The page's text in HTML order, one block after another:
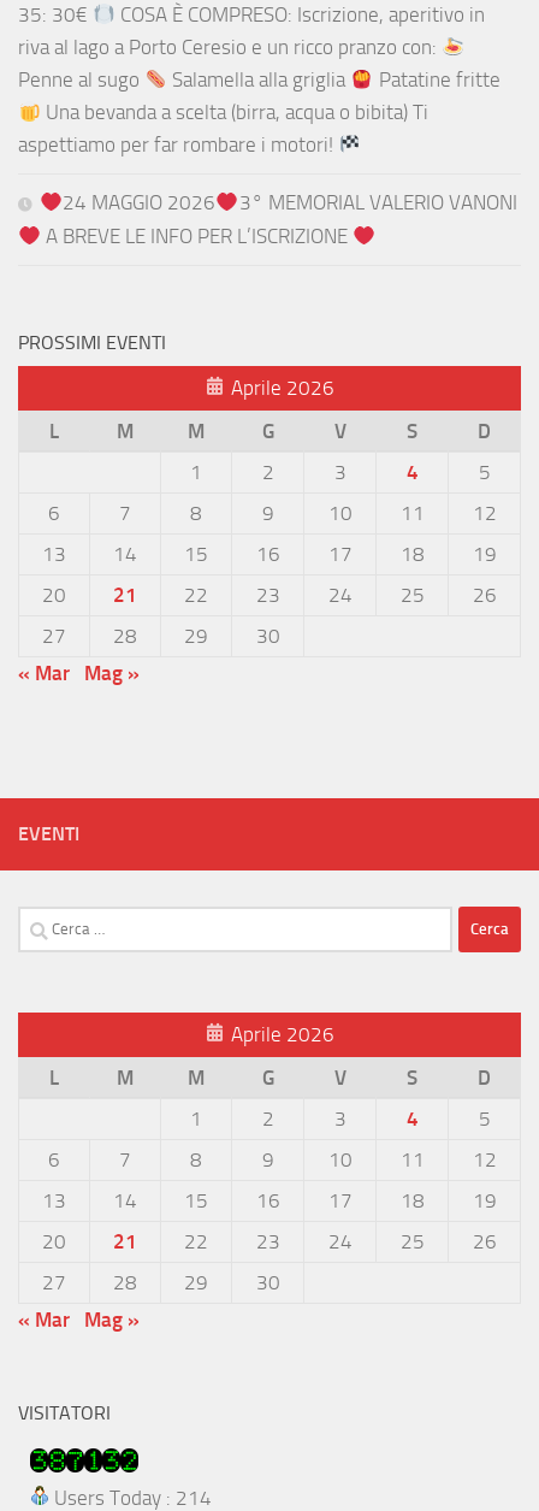
35: 30€
COSA È COMPRESO: Iscrizione, aperitivo in
riva al lago a Porto Ceresio e un ricco pranzo con:
Penne al sugo
Salamella alla griglia
Patatine fritte
Una bevanda a scelta (birra, acqua o bibita) Ti
aspettiamo per far rombare i motori!
24 MAGGIO 2026
3° MEMORIAL VALERIO VANONI
A BREVE LE INFO PER L’ISCRIZIONE
PROSSIMI EVENTI
Aprile 2026
L
M M G V S
D
1
2 3 4
5
6
7 8 9 10 11
12
13
14 15 16 17 18
19
20
21 22 23 24 25
26
27
28 29
30
« Mar
Mag »
EVENTI
Ricerca
per:
Aprile 2026
L
M M G V S
D
1
2 3 4
5
6
7 8 9 10 11
12
13
14 15 16 17 18
19
20
21 22 23 24 25
26
27
28 29
30
« Mar
Mag »
VISITATORI
Users Today : 214